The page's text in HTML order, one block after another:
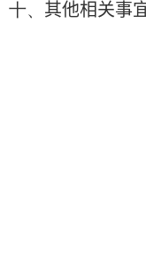
十、 其他相关事